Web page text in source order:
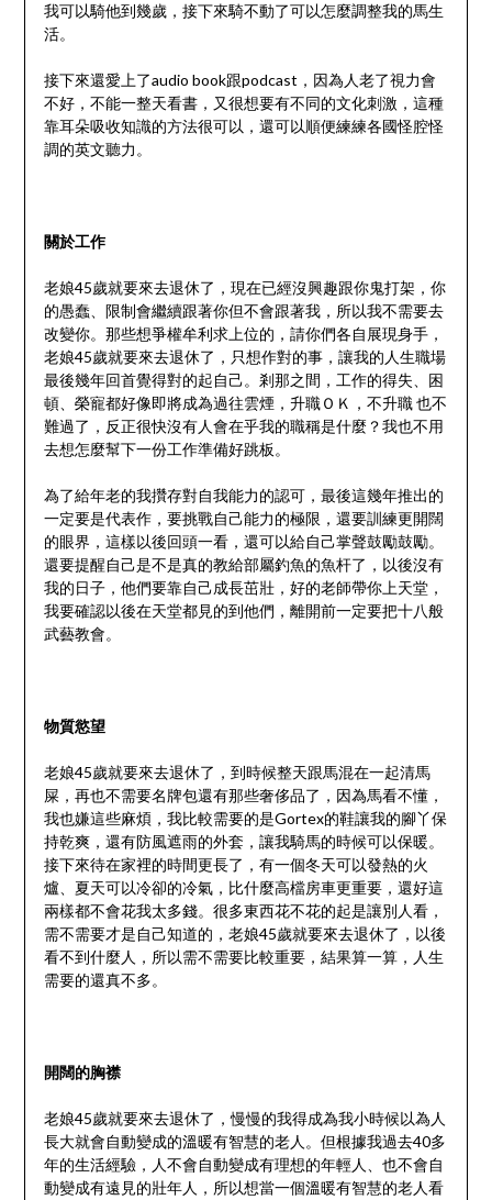
我可以騎他到幾歲，接下來騎不動了可以怎麼調整我的馬生
活。
接下來還愛上了audio book跟podcast，因為人老了視力會
不好，不能一整天看書，又很想要有不同的文化刺激，這種
靠耳朵吸收知識的方法很可以，還可以順便練練各國怪腔怪
調的英文聽力。
關於工作
老娘45歲就要來去退休了，現在已經沒興趣跟你鬼打架，你
的愚蠢、限制會繼續跟著你但不會跟著我，所以我不需要去
改變你。那些想爭權牟利求上位的，請你們各自展現身手，
老娘45歲就要來去退休了，只想作對的事，讓我的人生職場
最後幾年回首覺得對的起自己。剎那之間，工作的得失、困
頓、榮寵都好像即將成為過往雲煙，升職ＯＫ，不升職 也不
難過了，反正很快沒有人會在乎我的職稱是什麼？我也不用
去想怎麼幫下一份工作準備好跳板。
為了給年老的我攢存對自我能力的認可，最後這幾年推出的
一定要是代表作，要挑戰自己能力的極限，還要訓練更開闊
的眼界，這樣以後回頭一看，還可以給自己掌聲鼓勵鼓勵。
還要提醒自己是不是真的教給部屬釣魚的魚杆了，以後沒有
我的日子，他們要靠自己成長茁壯，好的老師帶你上天堂，
我要確認以後在天堂都見的到他們，離開前一定要把十八般
武藝教會。
物質慾望
老娘45歲就要來去退休了，到時候整天跟馬混在一起清馬
屎，再也不需要名牌包還有那些奢侈品了，因為馬看不懂，
我也嫌這些麻煩，我比較需要的是Gortex的鞋讓我的腳丫保
持乾爽，還有防風遮雨的外套，讓我騎馬的時候可以保暖。
接下來待在家裡的時間更長了，有一個冬天可以發熱的火
爐、夏天可以冷卻的冷氣，比什麼高檔房車更重要，還好這
兩樣都不會花我太多錢。很多東西花不花的起是讓別人看，
需不需要才是自己知道的，老娘45歲就要來去退休了，以後
看不到什麼人，所以需不需要比較重要，結果算一算，人生
需要的還真不多。
開闊的胸襟
老娘45歲就要來去退休了，慢慢的我得成為我小時候以為人
長大就會自動變成的溫暖有智慧的老人。但根據我過去40多
年的生活經驗，人不會自動變成有理想的年輕人、也不會自
動變成有遠見的壯年人，所以想當一個溫暖有智慧的老人看